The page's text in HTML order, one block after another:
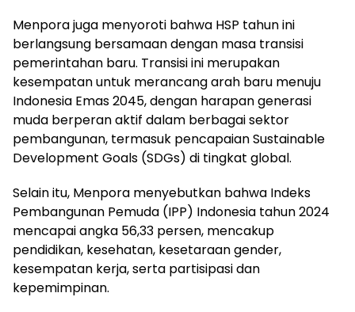
Menpora juga menyoroti bahwa HSP tahun ini
berlangsung bersamaan dengan masa transisi
pemerintahan baru. Transisi ini merupakan
kesempatan untuk merancang arah baru menuju
Indonesia Emas 2045, dengan harapan generasi
muda berperan aktif dalam berbagai sektor
pembangunan, termasuk pencapaian Sustainable
Development Goals (SDGs) di tingkat global.
Selain itu, Menpora menyebutkan bahwa Indeks
Pembangunan Pemuda (IPP) Indonesia tahun 2024
mencapai angka 56,33 persen, mencakup
pendidikan, kesehatan, kesetaraan gender,
kesempatan kerja, serta partisipasi dan
kepemimpinan.